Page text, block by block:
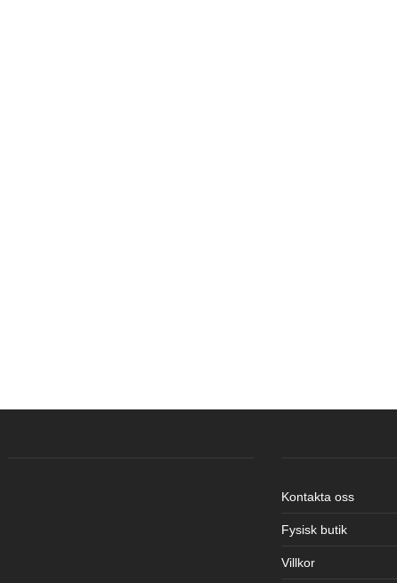
Kontakta oss
Fysisk butik
Villkor